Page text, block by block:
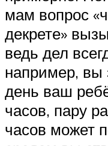
мам вопрос
декрете»
ведь дел
например, вы
день ваш
часов, пару
часов может